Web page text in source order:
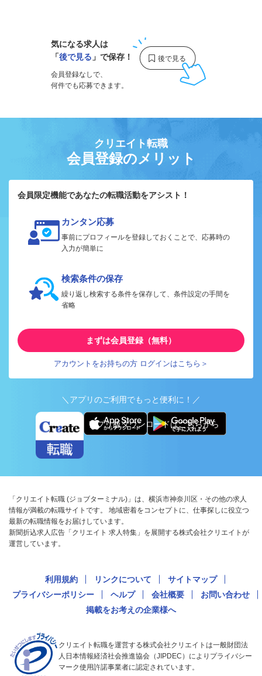
気になる求人は
「後で見る 」で保存！
会員登録なしで、
何件でも応募できます。
クリエイト転職
会員登録のメリット
会員限定機能であなたの転職活動をアシスト！
カンタン応募
事前にプロフィールを登録しておくことで、応募時の
入力が簡単に
検索条件の保存
繰り返し検索する条件を保存して、条件設定の手間を
省略
まずは会員登録（無料）
アカウントをお持ちの方 ログインはこちら＞
＼アプリのご利用でもっと便利に！／
アプリ版ダウンロードはこちらから
「クリエイト転職 (ジョブターミナル)」は、横浜市神奈川区・その他の求人
情報が満載の転職サイトです。 地域密着をコンセプトに、仕事探しに役立つ
最新の転職情報をお届けしています。
新聞折込求人広告「クリエイト 求人特集」を展開する株式会社クリエイトが
運営しています。
利用規約 リンクについて
サイトマップ
プライバシーポリシー
ヘルプ 会社概要
お問い合わせ
掲載をお考えの企業様へ
クリエイト転職を運営する株式会社クリエイトは一般財団法
人日本情報経済社会推進協会（JIPDEC）によりプライバシー
マーク使用許諾事業者に認定されています。